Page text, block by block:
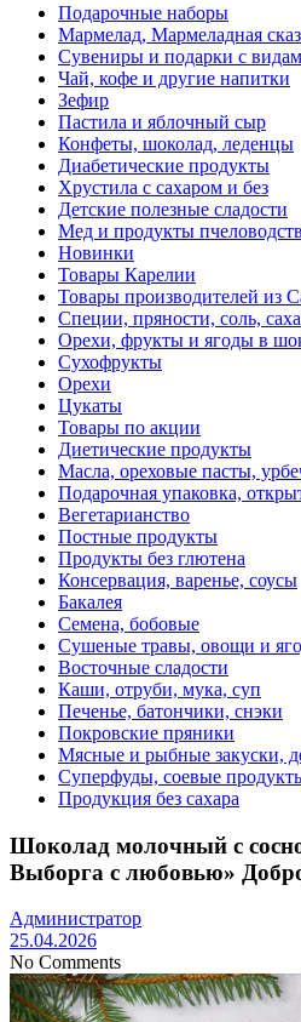
Подарочные наборы
Мармелад, Мармеладная
Сувениры и подарки с
Чай, кофе и другие напитки
Зефир
Пастила и яблочный сыр
Конфеты, шоколад, леденцы
Диабетические продукты
Хрустила с сахаром и без
Детские полезные сладости
Мед и продукты
Новинки
Товары Карелии
Товары производителей из
Специи, пряности, соль,
Орехи, фрукты и ягоды в
Сухофрукты
Орехи
Цукаты
Товары по акции
Диетические продукты
Масла, ореховые пасты,
Подарочная упаковка,
Вегетарианство
Постные продукты
Продукты без глютена
Консервация, варенье, соусы
Бакалея
Семена, бобовые
Сушеные травы, овощи и
Восточные сладости
Каши, отруби, мука, суп
Печенье, батончики, снэки
Покровские пряники
Мясные и рыбные закуски,
Суперфуды, соевые
Продукция без сахара
Шоколад молочный с
Выборга с любовью»
Администратор
25.04.2026
No Comments